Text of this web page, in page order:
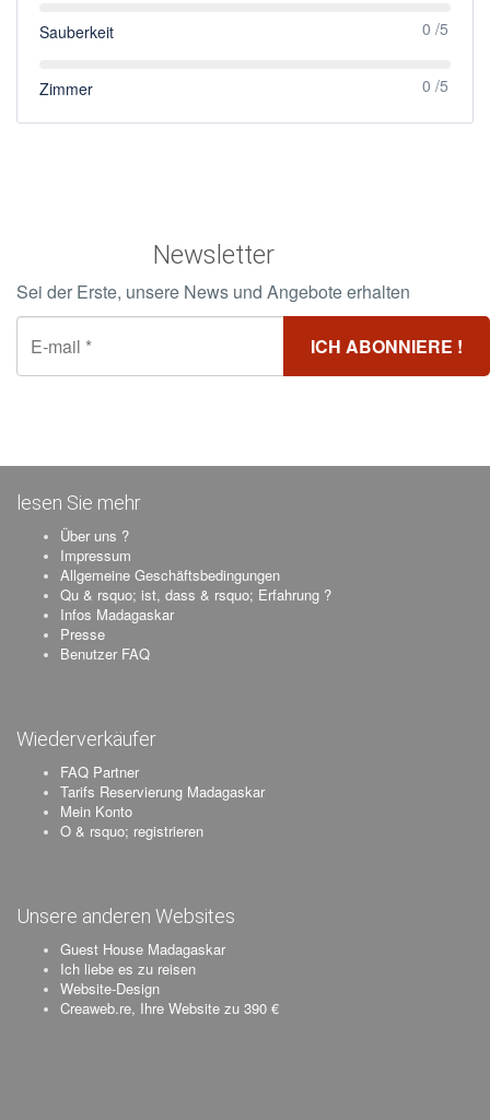
Sauberkeit 0 /5
Zimmer 0 /5
Newsletter
Sei der Erste, unsere News und Angebote erhalten
lesen Sie mehr
Über uns ?
Impressum
Allgemeine Geschäftsbedingungen
Qu & rsquo; ist, dass & rsquo; Erfahrung ?
Infos Madagaskar
Presse
Benutzer FAQ
Wiederverkäufer
FAQ Partner
Tarifs Reservierung Madagaskar
Mein Konto
O & rsquo; registrieren
Unsere anderen Websites
Guest House Madagaskar
Ich liebe es zu reisen
Website-Design
Creaweb.re, Ihre Website zu 390 €